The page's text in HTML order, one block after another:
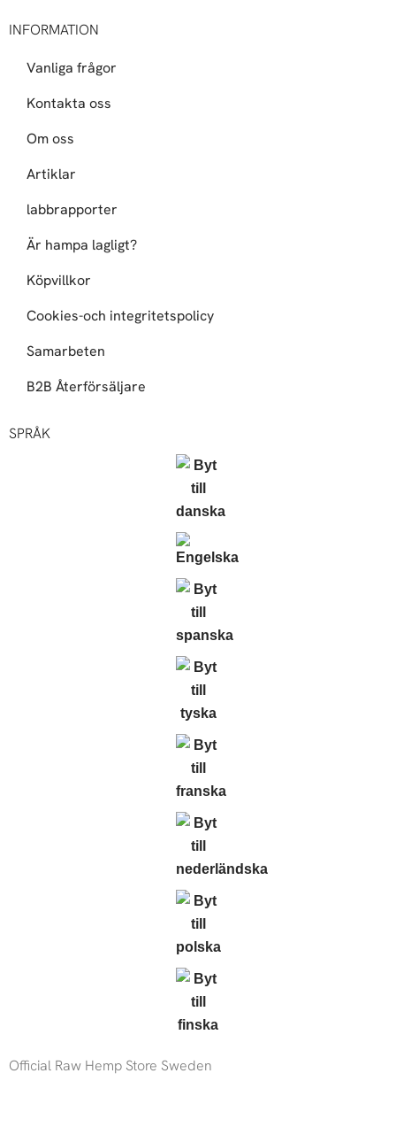
INFORMATION
Vanliga frågor
Kontakta oss
Om oss
Artiklar
labbrapporter
Är hampa lagligt?
Köpvillkor
Cookies-och integritetspolicy
Samarbeten
B2B Återförsäljare
SPRÅK
Official Raw Hemp Store Sweden